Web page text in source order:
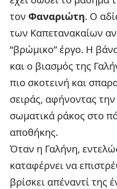
τον Φαναριώτη. Ο
των Καπετανακαίων
“βρώμικο” έργο. Η
και ο βιασμός της
πιο σκοτεινή και
σειράς, αφήνοντας
σωματικά ράκος στο
αποθήκης.
Όταν η Γαλήνη,
καταφέρνει να
βρίσκει απέναντί της